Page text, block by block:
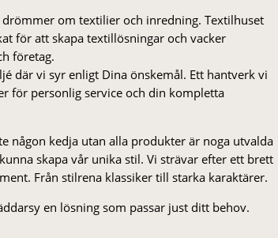
drömmer om textilier och inredning. Textilhuset
för att skapa textillösningar och vacker
företag.
där vi syr enligt Dina önskemål. Ett hantverk vi
för personlig service och din kompletta
någon kedja utan alla produkter är noga utvalda
skapa vår unika stil. Vi strä­var efter ett brett
Från stil­rena klas­siker till starka karaktärer.
en lösning som passar just ditt behov.